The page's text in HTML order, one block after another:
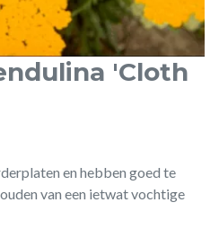
'Cloth
en hebben goed te
van een ietwat vochtige